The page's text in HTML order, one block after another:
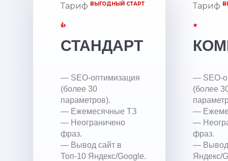
Тариф ВЫГОДНЫЙ СТАРТ
👍
СТАНДАРТ
— SEO-оптимизация
(более 30
параметров).
— Ежемесячные ТЗ
— Неограничено
фраз.
— Вывод сайт в
Топ-10 Яндекс/Google.
Тариф
★
— SEO-
(более
—
—
фраз.
— Вывод
Яндекс/